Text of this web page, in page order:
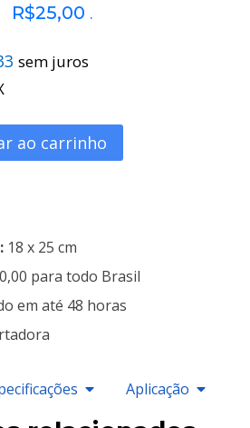
R$25,00 .
sem juros
ao carrinho
18 x 25 cm
para todo Brasil
em até 48 horas
Aplicação